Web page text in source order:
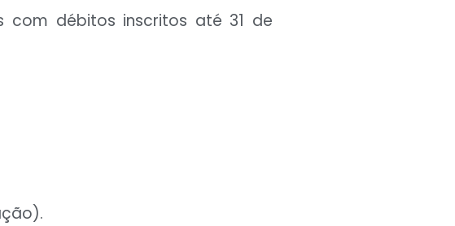
com débitos inscritos até 31 de